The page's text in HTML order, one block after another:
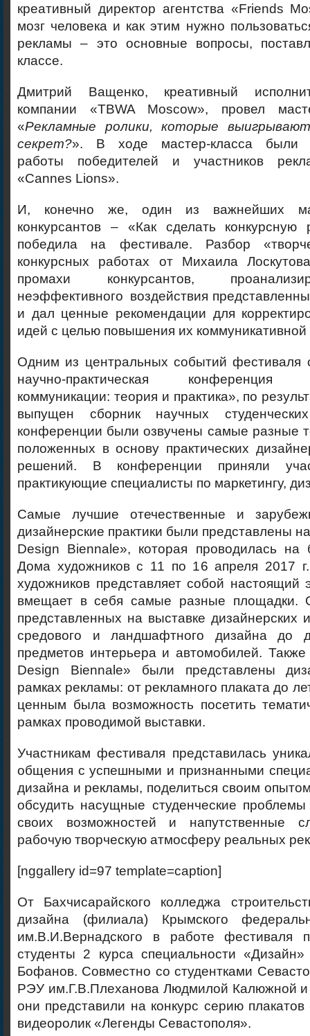
креативный директор агентства «Friends
мозг человека и как этим нужно
рекламы – это основные вопросы,
классе.
Дмитрий Ващенко, креативный
компании «TBWA Moscow», провел
«Рекламные ролики, которые
секрет?». В ходе мастер-класса были
работы победителей и участников
«Cannes Lions».
И, конечно же, один из важнейших
конкурсантов – «Как сделать
победила на фестивале. Разбор
конкурсных работах от Михаила
промахи конкурсантов,
неэффективного воздействия
и дал ценные рекомендации для
идей с целью повышения их
Одним из центральных событий фестиваля
научно-практическая конференция
коммуникации: теория и практика», по
выпущен сборник научных
конференции были озвучены самые разные
положенных в основу практических
решений. В конференции приняли
практикующие специалисты по маркетингу,
Самые лучшие отечественные и
дизайнерские практики были представлены
Design Biennale», которая проводилась на
Дома художников с 11 по 16 апреля 2017
художников представляет собой настоящий
вмещает в себя самые разные площадки.
представленных на выставке дизайнерских
средового и ландшафтного дизайна до
предметов интерьера и автомобилей.
Design Biennale» были представлены
рамках рекламы: от рекламного плаката до
ценным была возможность посетить
рамках проводимой выставки.
Участникам фестиваля представилась
общения с успешными и признанными
дизайна и рекламы, поделиться своим
обсудить насущные студенческие
своих возможностей и напутственные
рабочую творческую атмосферу реальных
[nggallery id=97 template=caption]
От Бахчисарайского колледжа
дизайна (филиала) Крымского
им.В.И.Вернадского в работе фестиваля
студенты 2 курса специальности
Бофанов. Совместно со студентками
РЭУ им.Г.В.Плеханова Людмилой Калюжной и
они представили на конкурс серию
видеоролик «Легенды Севастополя».